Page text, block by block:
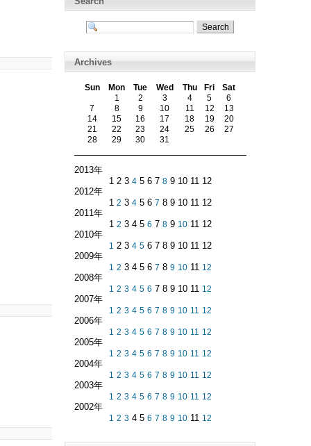
Archives
Sun Mon Tue Wed Thu Fri
Sat
1
2 3 4 5
6
7
8 9 10 11 12
13
14
15 16 17 18 19
20
21
22 23 24 25 26
27
28
29 30 31
2013年
1 2 3 45 6 7 89 10 11 12
2012年
1 2 3 45 6 7 8 9 10 11 12
2011年
1 2 3 4 5 6 7 89 1011 12
2010年
1 2 3 4 56 7 8 9 10 11 12
2009年
1 2 3 4 5 6 7 8 9 1011 12
2008年
1 2 3 4 5 6 7 8 9 10 11 12
2007年
1 2 3 4 5 6 7 8 9 10 11 12
2006年
1 2 3 4 5 6 7 8 9 10 11 12
2005年
1 2 3 4 5 6 7 8 9 10 11 12
2004年
1 2 3 4 5 6 7 8 9 10 11 12
2003年
1 2 3 4 5 6 7 8 9 10 11 12
2002年
1 2 34 5 6 7 8 9 1011 12